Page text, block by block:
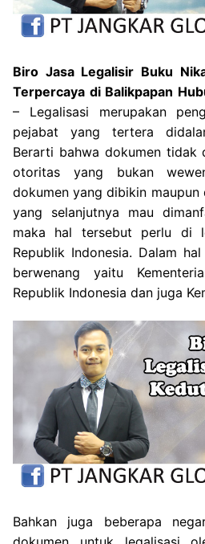
Biro Jasa Legalisir Buku
Terpercaya di Balikpapan
– Legalisasi merupakan
pejabat yang tertera
Berarti bahwa dokumen tidak
otoritas yang bukan
dokumen yang dibikin
yang selanjutnya mau
maka hal tersebut perlu di
Republik Indonesia. Dalam
berwenang yaitu
Republik Indonesia dan juga
Bahkan juga beberapa